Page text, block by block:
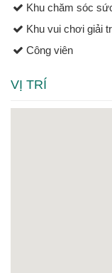
Khu chăm sóc
Khu vui chơi giải
Công viên
VỊ TRÍ